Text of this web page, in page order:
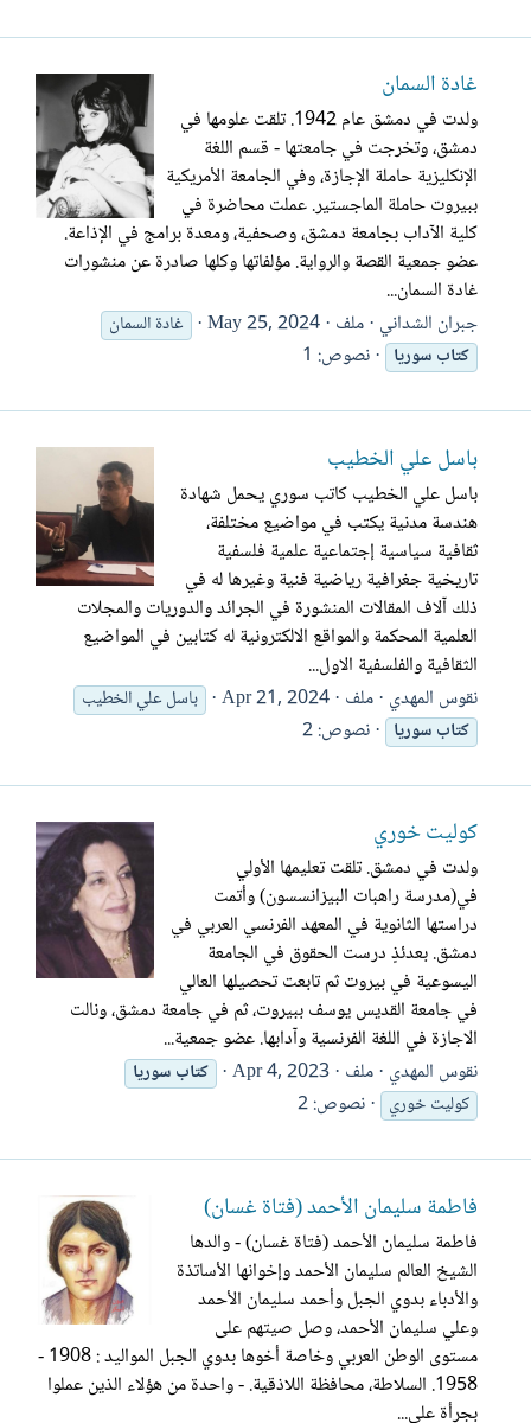
غادة السمان
ولدت في دمشق عام 1942. تلقت علومها في
دمشق، وتخرجت في جامعتها - قسم اللغة
الإنكليزية حاملة الإجازة، وفي الجامعة الأمريكية
ببيروت حاملة الماجستير. عملت محاضرة في
كلية الآداب بجامعة دمشق، وصحفية، ومعدة برامج في الإذاعة.
عضو جمعية القصة والرواية. مؤلفاتها وكلها صادرة عن منشورات
غادة السمان...
جبران الشداني ملف May 25, 2024
غادة السمان
كتابسوريا نصوص: 1
باسل علي الخطيب
باسل علي الخطيب كاتب سوري يحمل شهادة
هندسة مدنية يكتب في مواضيع مختلفة،
ثقافية سياسية إجتماعية علمية فلسفية
تاريخية جغرافية رياضية فنية وغيرها له في
ذلك آلاف المقالات المنشورة في الجرائد والدوريات والمجلات
العلمية المحكمة والمواقع الالكترونية له كتابين في المواضيع
الثقافية والفلسفية الاول...
نقوس المهدي ملف Apr 21, 2024
باسل علي الخطيب
كتابسوريا نصوص: 2
كوليت خوري
ولدت في دمشق. تلقت تعليمها الأولي
في(مدرسة راهبات البيزانسسون) وأتمت
دراستها الثانوية في المعهد الفرنسي العربي في
دمشق. بعدئذٍ درست الحقوق في الجامعة
اليسوعية في بيروت ثم تابعت تحصيلها العالي
في جامعة القديس يوسف ببيروت، ثم في جامعة دمشق، ونالت
الاجازة في اللغة الفرنسية وآدابها. عضو جمعية...
نقوس المهدي ملف Apr 4, 2023 كتابسوريا
كوليت خوري
نصوص: 2
فاطمة سليمان الأحمد (فتاة غسان)
فاطمة سليمان الأحمد (فتاة غسان) - والدها
الشيخ العالم سليمان الأحمد وإخوانها الأساتذة
والأدباء بدوي الجبل وأحمد سليمان الأحمد
وعلي سليمان الأحمد، وصل صيتهم على
مستوى الوطن العربي وخاصة أخوها بدوي الجبل المواليد : 1908 -
1958. السلاطة، محافظة اللاذقية. - واحدة من هؤلاء الذين عملوا
بجرأة على...